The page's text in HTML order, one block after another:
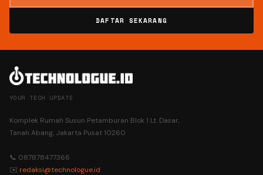
DAFTAR SEKARANG
YOUR TECH UPDATE
Komplek Rumah Susun Petamburan Blok 1 Lt. Dasar,
Tanah Abang, Jakarta Pusat 10260
📞 087878477366
✉️ redaksi@technologue.id